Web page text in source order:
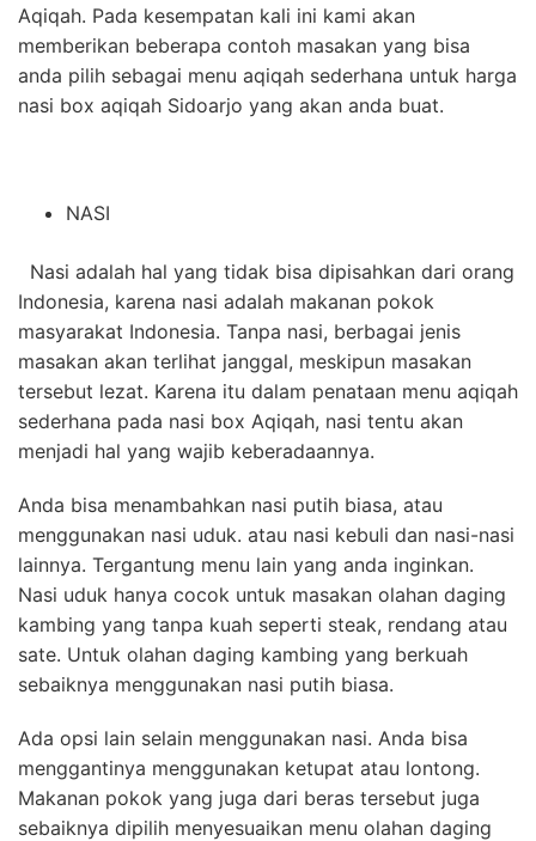
Aqiqah. Pada kesempatan kali ini kami akan
memberikan beberapa contoh masakan yang bisa
anda pilih sebagai menu aqiqah sederhana untuk harga
nasi box aqiqah Sidoarjo yang akan anda buat.
NASI
Nasi adalah hal yang tidak bisa dipisahkan dari orang
Indonesia, karena nasi adalah makanan pokok
masyarakat Indonesia. Tanpa nasi, berbagai jenis
masakan akan terlihat janggal, meskipun masakan
tersebut lezat. Karena itu dalam penataan menu aqiqah
sederhana pada nasi box Aqiqah, nasi tentu akan
menjadi hal yang wajib keberadaannya.
Anda bisa menambahkan nasi putih biasa, atau
menggunakan nasi uduk. atau nasi kebuli dan nasi-nasi
lainnya. Tergantung menu lain yang anda inginkan.
Nasi uduk hanya cocok untuk masakan olahan daging
kambing yang tanpa kuah seperti steak, rendang atau
sate. Untuk olahan daging kambing yang berkuah
sebaiknya menggunakan nasi putih biasa.
Ada opsi lain selain menggunakan nasi. Anda bisa
menggantinya menggunakan ketupat atau lontong.
Makanan pokok yang juga dari beras tersebut juga
sebaiknya dipilih menyesuaikan menu olahan daging